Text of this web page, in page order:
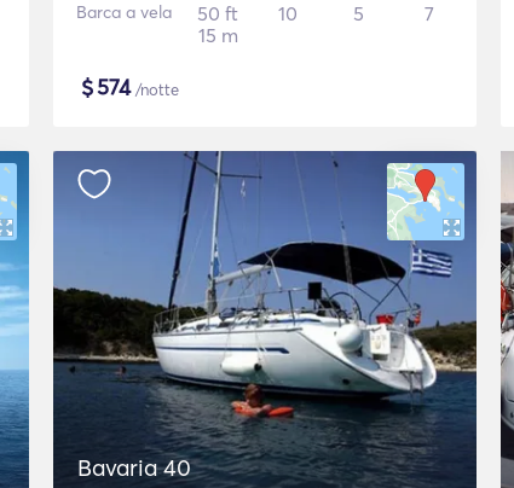
Barca a vela
50 ft
15 m
10 5 7
$574/notte
Bavaria 40